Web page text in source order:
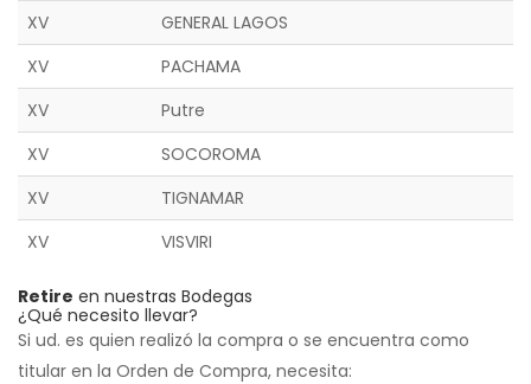
XV
GENERAL LAGOS
XV
PACHAMA
XV
Putre
XV
SOCOROMA
XV
TIGNAMAR
XV
VISVIRI
Retire en nuestras Bodegas
¿Qué necesito llevar?
Si ud. es quien realizó la compra o se encuentra como
titular en la Orden de Compra, necesita: